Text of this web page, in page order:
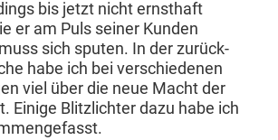
bis jet­zt nicht ern­sthaft
er am Puls sein­er Kun­den
sich sputen. In der zurück­
habe ich bei ver­schiede­nen
viel über die neue Macht der
Einige Blit­zlichter dazu habe ich